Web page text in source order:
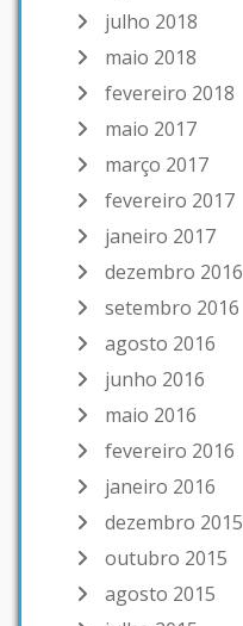
julho 2018
maio 2018
fevereiro 2018
maio 2017
março 2017
fevereiro 2017
janeiro 2017
dezembro 2016
setembro 2016
agosto 2016
junho 2016
maio 2016
fevereiro 2016
janeiro 2016
dezembro 2015
outubro 2015
agosto 2015